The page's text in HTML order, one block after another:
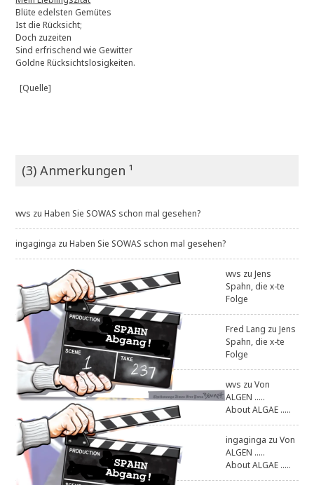
Blüte edelsten Gemütes
Ist die Rücksicht;
Doch zuzeiten
Sind erfrischend wie Gewitter
Goldne Rücksichtslosigkeiten.
[Quelle]
(3) Anmerkungen ¹
wvs zuHaben Sie SOWAS schon mal gesehen?
ingaginga zuHaben Sie SOWAS schon mal gesehen?
wvs zuJens
Spahn, die x-te
Folge
Fred Lang zuJens
Spahn, die x-te
Folge
wvs zuVon
ALGEN .....
About ALGAE .....
ingaginga zuVon
ALGEN .....
About ALGAE .....